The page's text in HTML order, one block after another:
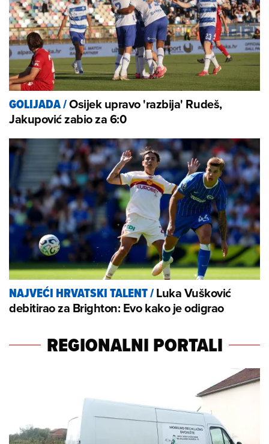
GOLIJADA/Osijek upravo 'razbija' Rudeš,
Jakupović zabio za 6:0
NAJVEĆI HRVATSKI TALENT/Luka Vušković
debitirao za Brighton: Evo kako je odigrao
REGIONALNI PORTALI